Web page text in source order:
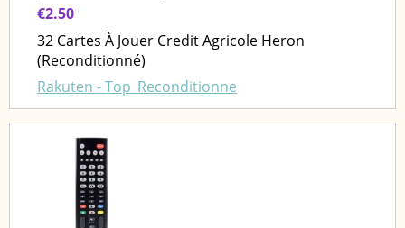
€2.50
32 Cartes À Jouer Credit Agricole Heron
(Reconditionné)
Rakuten - Top_Reconditionne